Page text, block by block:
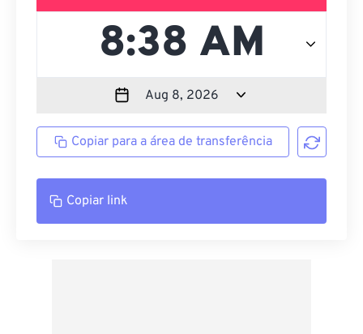
Copiar para a área de transferência
Copiar link